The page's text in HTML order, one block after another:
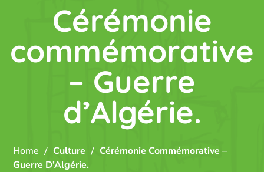
Cérémonie
commémorative
– Guerre
d’Algérie.
Home Culture
Cérémonie Commémorative –
Guerre D’Algérie.